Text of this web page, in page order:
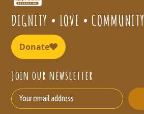
DIGNITY • LOVE • COMMUNITY
Join our newsletter